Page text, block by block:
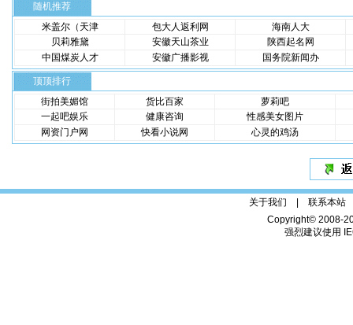
随机推荐
米盖尔（天津
包大人返利网
海南人大
贝莉雅黛
安徽天山茶业
陕西起名网
中国煤炭人才
安徽广播影视 国务院新闻办
顶顶排行
街拍美媚馆
货比百家
萝莉吧
一起吧娱乐
健康咨询
性感美女图片
网资门户网
快看小说网 心灵的鸡汤
关于我们 | 联系本站
Copyright© 2008-
强烈建议使用